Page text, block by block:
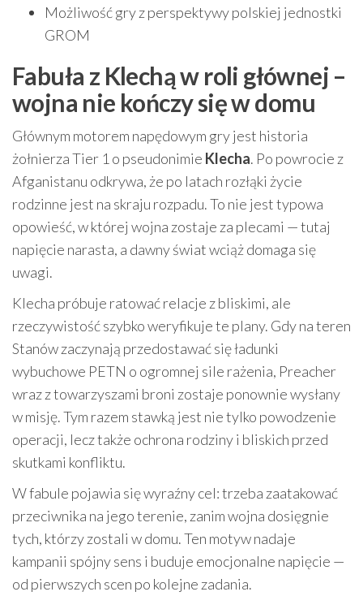
Możliwość gry z perspektywy polskiej jednostki
GROM
Fabuła z Klechą w roli głównej –
wojna nie kończy się w domu
Głównym motorem napędowym gry jest historia
żołnierza Tier 1 o pseudonimie Klecha. Po powrocie z
Afganistanu odkrywa, że po latach rozłąki życie
rodzinne jest na skraju rozpadu. To nie jest typowa
opowieść, w której wojna zostaje za plecami — tutaj
napięcie narasta, a dawny świat wciąż domaga się
uwagi.
Klecha próbuje ratować relacje z bliskimi, ale
rzeczywistość szybko weryfikuje te plany. Gdy na teren
Stanów zaczynają przedostawać się ładunki
wybuchowe PETN o ogromnej sile rażenia, Preacher
wraz z towarzyszami broni zostaje ponownie wysłany
w misję. Tym razem stawką jest nie tylko powodzenie
operacji, lecz także ochrona rodziny i bliskich przed
skutkami konfliktu.
W fabule pojawia się wyraźny cel: trzeba zaatakować
przeciwnika na jego terenie, zanim wojna dosięgnie
tych, którzy zostali w domu. Ten motyw nadaje
kampanii spójny sens i buduje emocjonalne napięcie —
od pierwszych scen po kolejne zadania.